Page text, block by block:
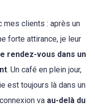
mes clients : après un
forte attirance, je leur
rendez-vous dans un
. Un café en plein jour,
est toujours là dans un
va au-delà du